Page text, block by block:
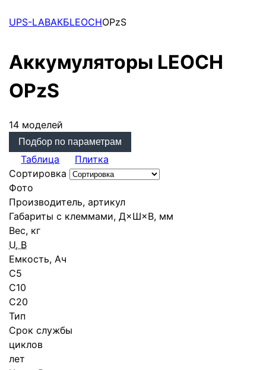
UPS-LABАКБLEOCHOPzS
Аккумуляторы LEOCH
OPzS
14 моделей
Подбор по параметрам
Таблица
Плитка
Сортировка
Фото
Производитель, артикул
Габариты с клеммами, Д×Ш×В, мм
Вес, кг
U, В
Емкость, Ач
С5
C10
C20
Тип
Срок службы
циклов
лет